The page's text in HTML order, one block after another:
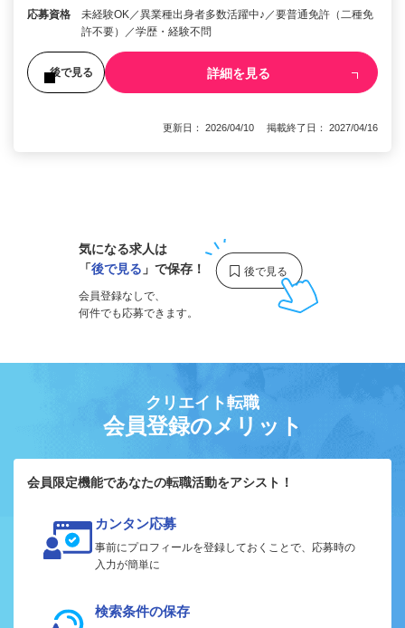
応募資格
未経験OK／異業種出身者多数活躍中♪／要普通免許（二種免
許不要）／学歴・経験不問
後で見る 詳細を見る
更新日： 2026/04/10 掲載終了日： 2027/04/16
気になる求人は
「後で見る 」で保存！
会員登録なしで、
何件でも応募できます。
クリエイト転職
会員登録のメリット
会員限定機能であなたの転職活動をアシスト！
カンタン応募
事前にプロフィールを登録しておくことで、応募時の
入力が簡単に
検索条件の保存